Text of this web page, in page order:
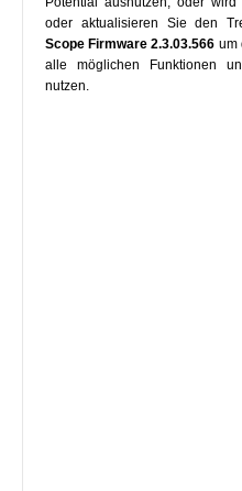
oder aktualisieren Sie den
Scope Firmware 2.3.03.566 um
alle möglichen Funktionen
nutzen.